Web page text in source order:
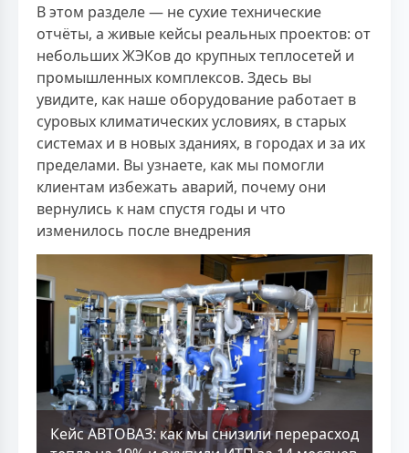
В этом разделе — не сухие технические
отчёты, а живые кейсы реальных проектов: от
небольших ЖЭКов до крупных теплосетей и
промышленных комплексов. Здесь вы
увидите, как наше оборудование работает в
суровых климатических условиях, в старых
системах и в новых зданиях, в городах и за их
пределами. Вы узнаете, как мы помогли
клиентам избежать аварий, почему они
вернулись к нам спустя годы и что
изменилось после внедрения
Кейс АВТОВАЗ: как мы снизили перерасход